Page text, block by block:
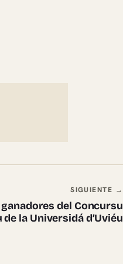
SIGUIENTE →
del Concursu
la Universidá d’Uviéu